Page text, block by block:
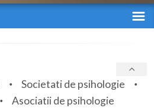
Societati de psihologie
Asociatii de psihologie